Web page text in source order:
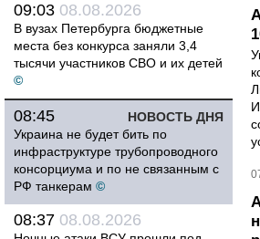
09:03 08.08.2026
В вузах Петербурга бюджетные
места без конкурса заняли 3,4
тысячи участников СВО и их детей
©
НОВОСТЬ ДНЯ
08:45
Украина не будет бить по
инфраструктуре трубопроводного
консорциума и по не связанным с
РФ танкерам ©
08:37 08.08.2026